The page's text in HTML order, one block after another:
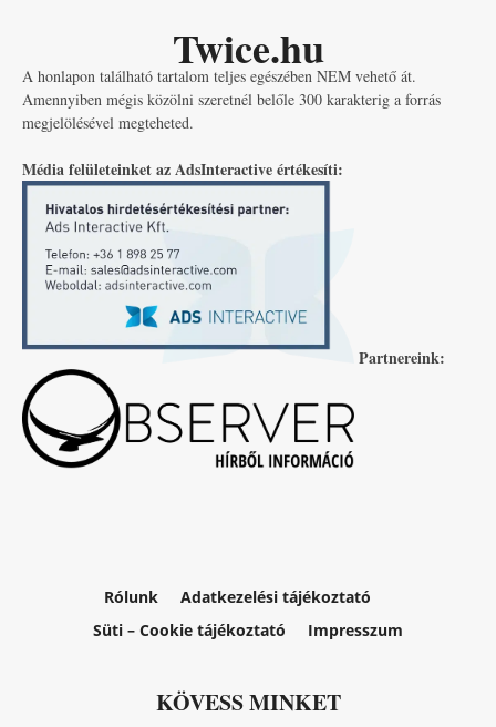
Twice.hu
A honlapon található tartalom teljes egészében NEM vehető át.
Amennyiben mégis közölni szeretnél belőle 300 karakterig a forrás
megjelölésével megteheted.
Média felületeinket az AdsInteractive értékesíti:
Partnereink:
Rólunk
Adatkezelési tájékoztató
Süti – Cookie tájékoztató
Impresszum
KÖVESS MINKET